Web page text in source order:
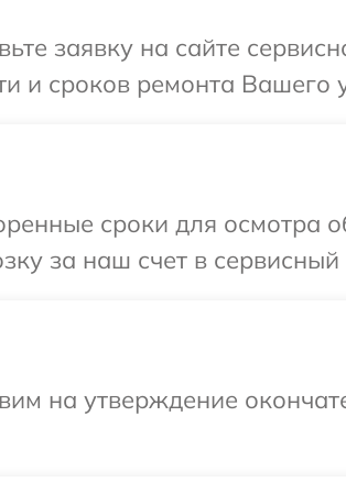
заявку на сайте
и сроков ремонта Вашего
сроки для осмотра
за наш счет в сервисный
на утверждение